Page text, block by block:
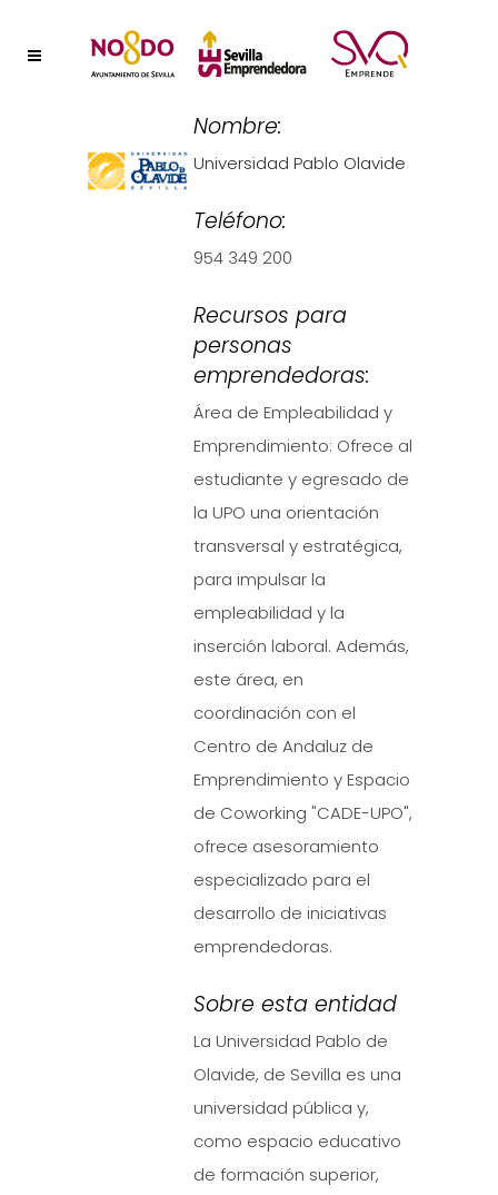
Nombre:
Universidad Pablo Olavide
Teléfono:
954 349 200
Recursos para
personas
emprendedoras:
Área de Empleabilidad y
Emprendimiento: Ofrece al
estudiante y egresado de
la UPO una orientación
transversal y estratégica,
para impulsar la
empleabilidad y la
inserción laboral. Además,
este área, en
coordinación con el
Centro de Andaluz de
Emprendimiento y Espacio
de Coworking "CADE-UPO",
ofrece asesoramiento
especializado para el
desarrollo de iniciativas
emprendedoras.
Sobre esta entidad
La Universidad Pablo de
Olavide, de Sevilla es una
universidad pública y,
como espacio educativo
de formación superior,